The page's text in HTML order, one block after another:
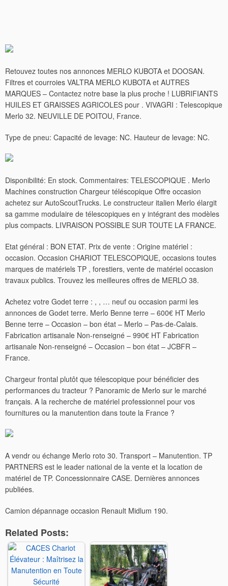
Retouvez toutes nos annonces MERLO KUBOTA et DOOSAN.
Filtres et courroies VALTRA MERLO KUBOTA et AUTRES
MARQUES – Contactez notre base la plus proche ! LUBRIFIANTS
HUILES ET GRAISSES AGRICOLES pour . VIVAGRI : Telescopique
Merlo 32. NEUVILLE DE POITOU, France.
Type de pneu: Capacité de levage: NC. Hauteur de levage: NC.
Disponibilité: En stock. Commentaires: TELESCOPIQUE . Merlo
Machines construction Chargeur téléscopique Offre occasion
achetez sur AutoScoutTrucks. Le constructeur italien Merlo élargit
sa gamme modulaire de télescopiques en y intégrant des modèles
plus compacts. LIVRAISON POSSIBLE SUR TOUTE LA FRANCE.
Etat général : BON ETAT. Prix de vente : Origine matériel :
occasion. Occasion CHARIOT TELESCOPIQUE, occasions toutes
marques de matériels TP , forestiers, vente de matériel occasion
travaux publics. Trouvez les meilleures offres de MERLO 38.
Achetez votre Godet terre : , , … neuf ou occasion parmi les
annonces de Godet terre. Merlo Benne terre – 600€ HT Merlo
Benne terre – Occasion – bon état – Merlo – Pas-de-Calais.
Fabrication artisanale Non-renseigné – 990€ HT Fabrication
artisanale Non-renseigné – Occasion – bon état – JCBFR –
France.
Chargeur frontal plutôt que télescopique pour bénéficier des
performances du tracteur ? Panoramic de Merlo sur le marché
français. A la recherche de matériel professionnel pour vos
fournitures ou la manutention dans toute la France ?
A vendr ou échange Merlo roto 30. Transport – Manutention. TP
PARTNERS est le leader national de la vente et la location de
matériel de TP. Concessionnaire CASE. Dernières annonces
publiées.
Camion dépannage occasion Renault Midlum 190.
Related Posts: